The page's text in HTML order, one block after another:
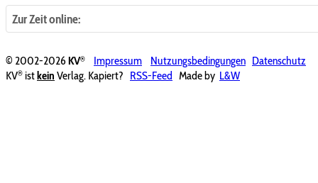
Zur Zeit online:
© 2002-2026KV® Impressum Nutzungsbedingungen Datenschutz
KV® ist kein Verlag. Kapiert? RSS-Feed Made by L&W